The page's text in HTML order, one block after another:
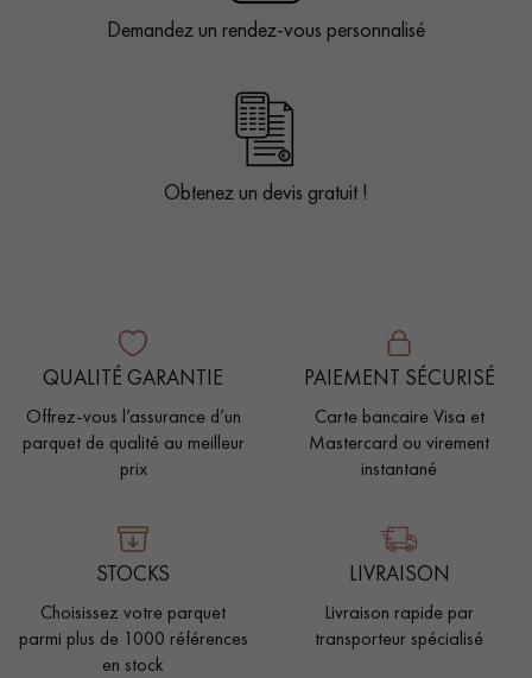
Demandez un rendez-vous personnalisé
Obtenez un devis gratuit !
QUALITÉ GARANTIE
Offrez-vous l’assurance d’un
parquet de qualité au meilleur
prix
PAIEMENT SÉCURISÉ
Carte bancaire Visa et
Mastercard ou virement
instantané
STOCKS
Choisissez votre parquet
parmi plus de 1000 références
en stock
LIVRAISON
Livraison rapide par
transporteur spécialisé